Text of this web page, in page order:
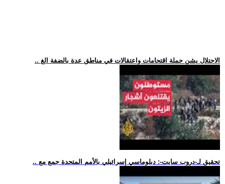
.. الاحتلال يشن حملة اقتحامات واعتقالات في مناطق عدة بالضفة الغ
.. تحقيق لـ-دروب سايت-: دبلوماسي إسرائيلي بالأمم المتحدة جمع مع